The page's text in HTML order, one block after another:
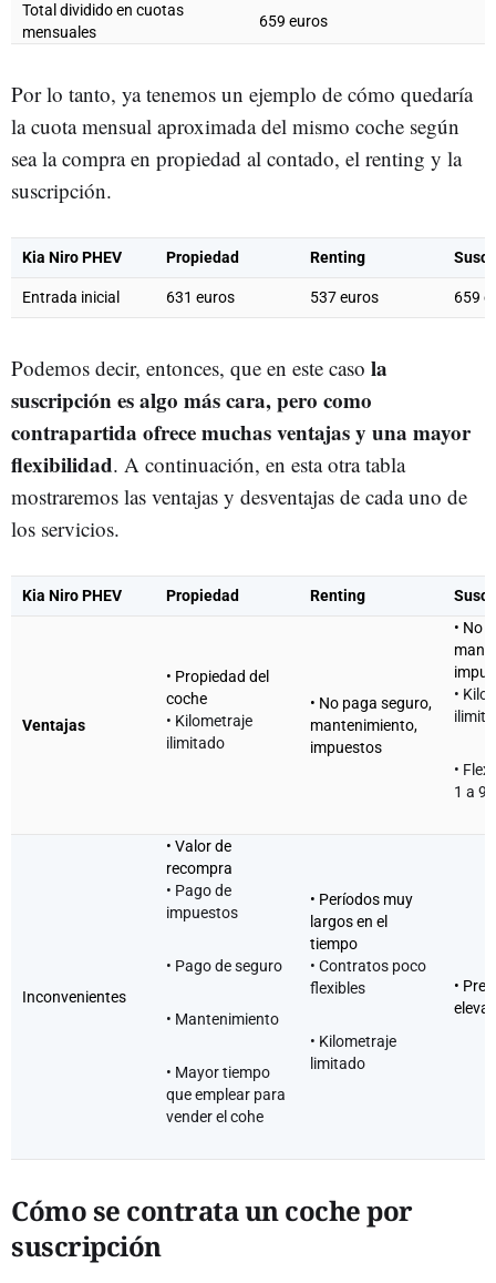
Total dividido en cuotas
mensuales
659 euros
Por lo tanto, ya tenemos un ejemplo de cómo quedaría
la cuota mensual aproximada del mismo coche según
sea la compra en propiedad al contado, el renting y la
suscripción.
Kia Niro PHEV Propiedad Renting
Entrada inicial 631 euros 537 euros 659
Podemos decir, entonces, que en este caso la
suscripción es algo más cara, pero como
contrapartida ofrece muchas ventajas y una mayor
flexibilidad. A continuación, en esta otra tabla
mostraremos las ventajas y desventajas de cada uno de
los servicios.
Kia Niro PHEV Propiedad Renting
Ventajas
• Propiedad del
coche
• Kilometraje
ilimitado
• No paga seguro,
mantenimiento,
impuestos
• No
•
•
1 a 9
Inconvenientes
• Valor de
recompra
• Pago de
impuestos
• Pago de seguro
• Mantenimiento
• Mayor tiempo
que emplear para
vender el cohe
• Períodos muy
largos en el
tiempo
• Contratos poco
flexibles
• Kilometraje
limitado
•
Cómo se contrata un coche por
suscripción